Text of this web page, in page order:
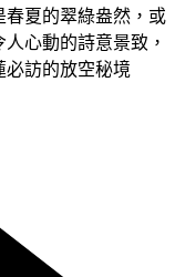
春夏的翠綠盎然，或
心動的詩意景致，
必訪的放空秘境